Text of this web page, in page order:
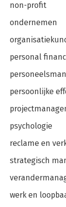
NAWOORD &
I: Voorbereidende
II: Europese
III: Korte leeslijst
IV: Checklist
non-profit
ondernemen
personal
persoonlijke
psychologie
reclame en
strategisch
werk en